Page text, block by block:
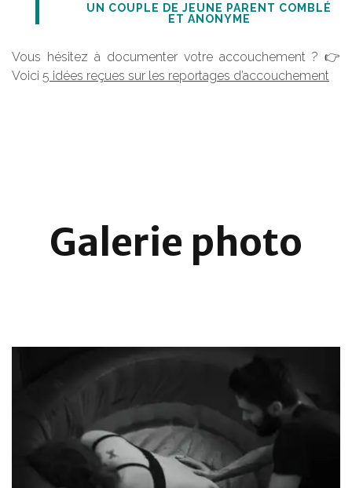
UN COUPLE DE JEUNE PARENT COMBLÉ
ET ANONYME
Vous hésitez à documenter votre accouchement ? 👉
Voici 5 idées reçues sur les reportages d’accouchement
Galerie photo